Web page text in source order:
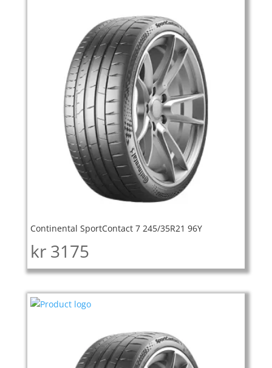
Continental SportContact 7 245/35R21 96Y
kr 3175